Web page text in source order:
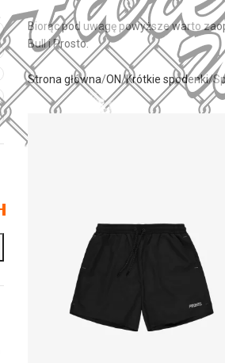
Biorąc pod uwagę powyższe warto
Bull i Prosto.
Strona główna ON Krótkie spodenki